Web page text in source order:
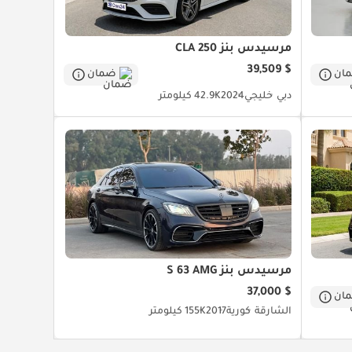
مرسيدس بنز CLA 250
$ 39,509
ضمان
دبي خليجي202442.9K كيلومتر
مرسيدس بنز S 63 AMG
$ 37,000
الشارقة كورية2017155K كيلومتر